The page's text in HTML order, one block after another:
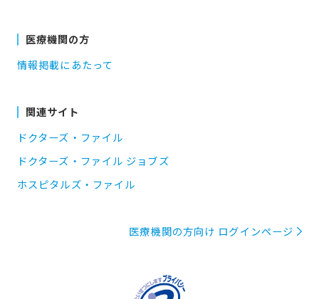
医療機関の方
情報掲載にあたって
関連サイト
ドクターズ・ファイル
ドクターズ・ファイル ジョブズ
ホスピタルズ・ファイル
医療機関の方向け ログインページ